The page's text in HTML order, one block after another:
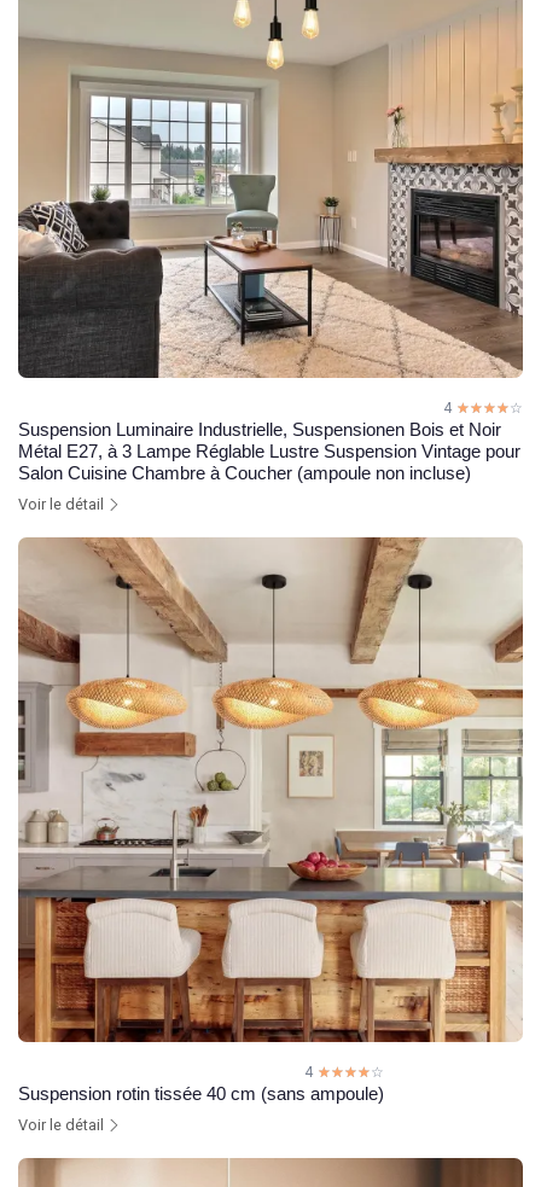
4 ☆☆☆☆☆
★★★★★
Suspension Luminaire Industrielle, Suspensionen Bois et Noir
Métal E27, à 3 Lampe Réglable Lustre Suspension Vintage pour
Salon Cuisine Chambre à Coucher (ampoule non incluse)
Voir le détail
4 ☆☆☆☆☆
★★★★★
Suspension rotin tissée 40 cm (sans ampoule)
Voir le détail